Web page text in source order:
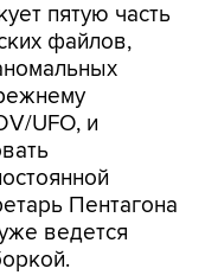
пятую часть
файлов,
UFO, и
Пентагона
ведется